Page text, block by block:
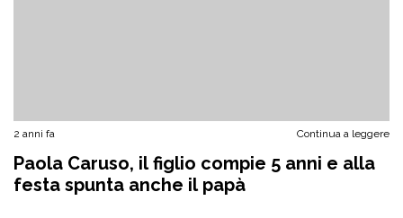
2 anni fa Continua a leggere
Paola Caruso, il figlio compie 5 anni e alla
festa spunta anche il papà